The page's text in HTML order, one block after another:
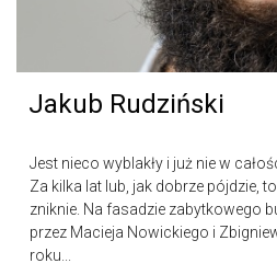
Jakub Rudziński
Jest nieco wyblakły i już nie w
Za kilka lat lub, jak dobrze pójdzie,
zniknie. Na fasadzie zabytkowego
przez Macieja Nowickiego i
roku...